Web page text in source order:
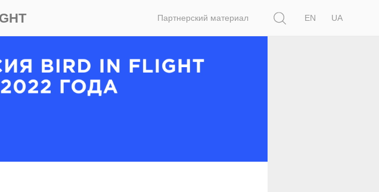
Партнерский материал
EN
UA